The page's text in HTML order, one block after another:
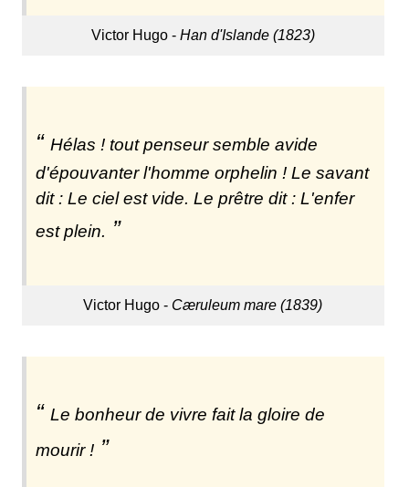
Victor Hugo - Han d'Islande (1823)
Hélas ! tout penseur semble avide
d'épouvanter l'homme orphelin ! Le savant
dit : Le ciel est vide. Le prêtre dit : L'enfer
est plein.
Victor Hugo - Cæruleum mare (1839)
Le bonheur de vivre fait la gloire de
mourir !